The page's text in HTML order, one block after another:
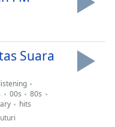
Suara
00s
80s
hits